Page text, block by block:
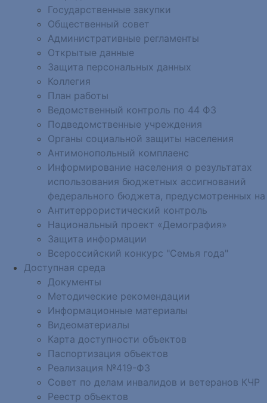
Государственные закупки
Общественный совет
Административные регламенты
Открытые данные
Защита персональных данных
Коллегия
План работы
Ведомственный контроль по 44 ФЗ
Подведомственные учреждения
Органы социальной защиты населения
Антимонопольный комплаенс
Информирование населения о результатах
использования бюджетных ассигнований
федерального бюджета, предусмотренных на
Антитеррористический контроль
Национальный проект «Демография»
Защита информации
Всероссийский конкурс "Семья года"
Доступная среда
Документы
Методические рекомендации
Информационные материалы
Видеоматериалы
Карта доступности объектов
Паспортизация объектов
Реализация №419-ФЗ
Совет по делам инвалидов и ветеранов КЧР
Реестр объектов